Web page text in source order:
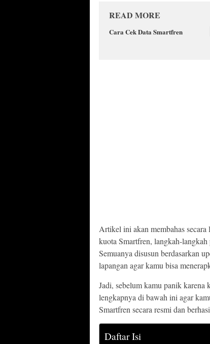
READ MORE
Cara Cek Data Smartfren
Artikel ini akan membahas
kuota Smartfren, langkah-
Semuanya disusun berdasarkan
lapangan agar kamu bisa
Jadi, sebelum kamu panik karena
lengkapnya di bawah ini agar
Smartfren secara resmi dan
Daftar Isi